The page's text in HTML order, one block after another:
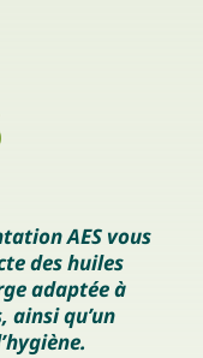
AES vous
des huiles
adaptée à
ainsi qu’un